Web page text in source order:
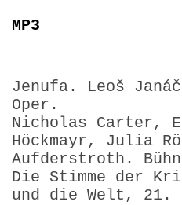
MP3
Jenufa. Leoš
Oper.
Nicholas Carter,
Höckmayr, Julia
Aufderstroth.
Die Stimme der
und die Welt, 21.